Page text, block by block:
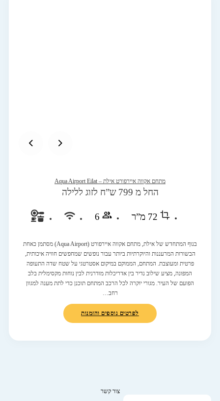
מתחם אקווה איירפורט אילת – Aqua Airport Eilat
החל מ 799 ש”ח לזוג ללילה
72 מ”ר 6
בנוף המתחדש של אילת, מתחם אקווה איירפורט (Aqua Airport) מסתמן כאחת
הבשורות המרעננות והיוקרתיות ביותר עבור נופשים שמחפשים חוויה איכותית,
פרטית ומעוצבת. המתחם, הממוקם במיקום אסטרטגי על שטח שדה התעופה
המפונה, מציע שילוב נדיר בין אדריכלות מודרנית לבין נוחות מקסימלית בלב
הפועם של העיר. מגורי יוקרה לכל הרכב המתחם תוכנן כדי לתת מענה למגוון
רחב…
לפרטים נוספים והזמנות
צור קשר